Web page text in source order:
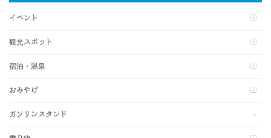
イベント
観光スポット
宿泊・温泉
おみやげ
ガソリンスタンド